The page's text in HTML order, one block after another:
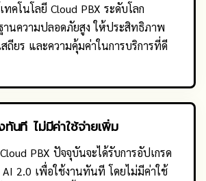
ทคโนโลยี Cloud PBX ระดับโลก
านความปลอดภัยสูง ให้ประสิทธิภาพ
สถียร และความคุ้มค่าในการบริการที่ดี
นที ไม่มีค่าใช้จ่ายเพิ่ม
PBX ปัจจุบันจะได้รับการอัปเกรด
AI 2.0 เพื่อใช้งานทันที โดยไม่มีค่าใช้